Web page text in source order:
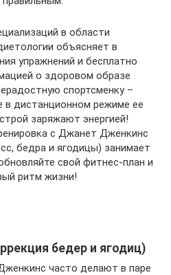
в области
объясняет в
упражнений и бесплатно
о здоровом образе
спортсменку –
в дистанционном режиме ее
заряжают энергией!
с Джанет Дженкинс
бедра и ягодицы) занимает
свой фитнес-план и
ритм жизни!
бедер и ягодиц)
часто делают в паре